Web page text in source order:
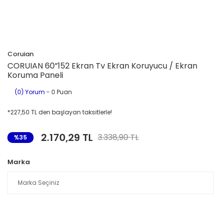
Coruian
CORUIAN 60”152 Ekran Tv Ekran Koruyucu / Ekran
Koruma Paneli
(0) Yorum - 0 Puan
*227,50 TL den başlayan taksitlerle!
%35 2.170,29 TL 3.338,90 TL
Marka